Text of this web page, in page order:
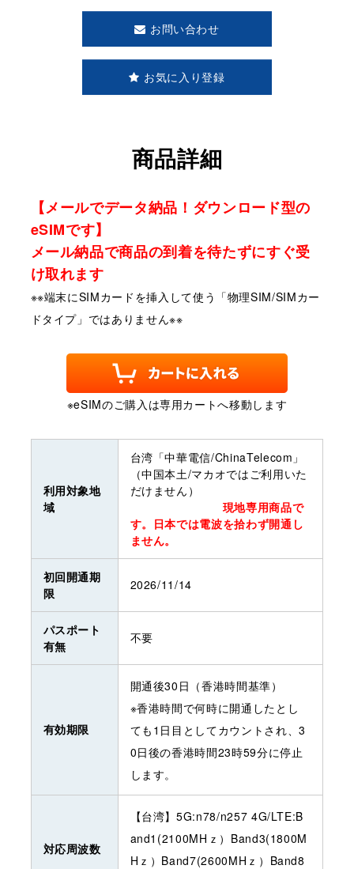
お問い合わせ
お気に入り登録
商品詳細
【メールでデータ納品！ダウンロード型の
eSIMです】
メール納品で商品の到着を待たずにすぐ受
け取れます
※※端末にSIMカードを挿入して使う「物理SIM/SIMカー
ドタイプ」ではありません※※
※eSIMのご購入は専用カートへ移動します
利用対象地
域
台湾「中華電信/ChinaTelecom」
（中国本土/マカオではご利用いた
だけません）
現地専用商品で
す。日本では電波を拾わず開通し
ません。
初回開通期
限
2026/11/14
パスポート
有無
不要
有効期限
開通後30日（香港時間基準）
※香港時間で何時に開通したとし
ても1日目としてカウントされ、3
0日後の香港時間23時59分に停止
します。
対応周波数
【台湾】5G:n78/n257 4G/LTE:B
and1(2100MHｚ）Band3(1800M
Hｚ）Band7(2600MHｚ）Band8